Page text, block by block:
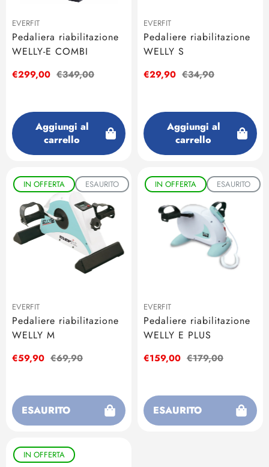
EVERFIT
Pedaliera riabilitazione
WELLY-E COMBI
Prezzo
€299,00 Prezzo
€349,00
Aggiungi al
carrello
EVERFIT
Pedaliere riabilitazione
WELLY S
Prezzo
€29,90 Prezzo
€34,90
Aggiungi al
carrello
IN OFFERTA ESAURITO
EVERFIT
Pedaliere riabilitazione
WELLY M
Prezzo
€59,90 Prezzo
€69,90
ESAURITO
IN OFFERTA ESAURITO
EVERFIT
Pedaliere riabilitazione
WELLY E PLUS
Prezzo
€159,00 Prezzo
€179,00
ESAURITO
IN OFFERTA